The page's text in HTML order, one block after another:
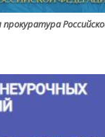
прокуратура